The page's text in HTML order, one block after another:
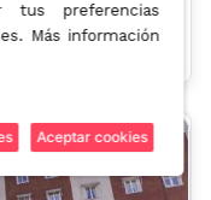
Rent. Total
53.65%
tus preferencias
Más información
Aceptar cookies